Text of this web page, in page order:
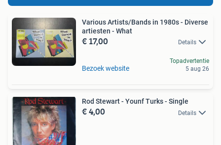
Various Artists/Bands in 1980s - Diverse
artiesten - What
€ 17,00 Details
Bezoek website
Topadvertentie
5 aug 26
Rod Stewart - Younf Turks - Single
€ 4,00 Details